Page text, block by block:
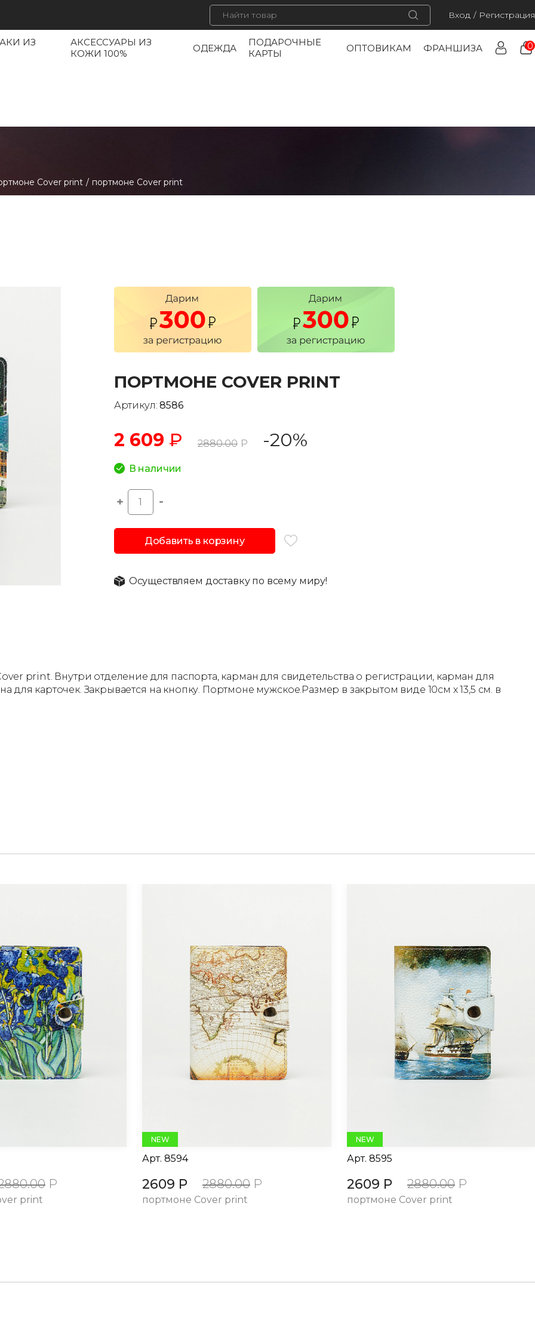
Вход / Регистрация
ИЗ
АКСЕССУАРЫ ИЗ
КОЖИ 100%
ОДЕЖДА
ПОДАРОЧНЫЕ
КАРТЫ
ОПТОВИКАМ ФРАНШИЗА 0
Cover print / портмоне Cover print
ПОРТМОНЕ COVER PRINT
Артикул: 8586
2 609 ₽ 2880.00 Р -20%
В наличии
Добавить в корзину
Осуществляем доставку по всему миру!
print. Внутри отделение для паспорта, карман для свидетельства о регистрации, карман для
для карточек. Закрывается на кнопку. Портмоне мужское.Размер в закрытом виде 10см х 13,5 см. в
Р
print
NEW
Арт. 8594
2609 Р 2880.00 Р
портмоне Cover print
NEW
Арт. 8595
2609 Р 2880.00 Р
портмоне Cover print